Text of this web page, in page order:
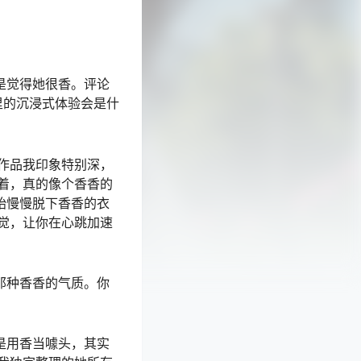
觉得她很香。评论
沉浸式体验会是什
我印象特别深，
，真的像个香香的
慢慢脱下香香的衣
，让你在心跳加速
种香香的气质。你
用香当噱头，其实